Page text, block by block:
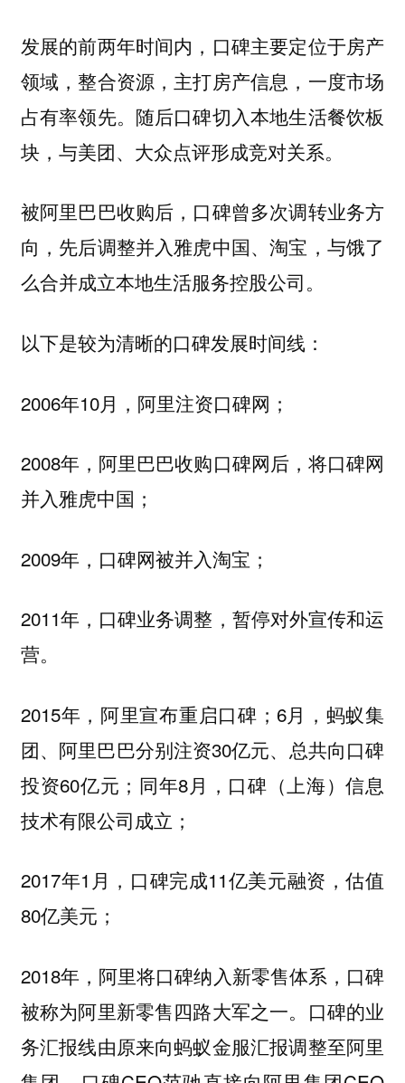
发展的前两年时间内，口碑主要定位于房产
领域，整合资源，主打房产信息，一度市场
占有率领先。随后口碑切入本地生活餐饮板
块，与美团、大众点评形成竞对关系。
被阿里巴巴收购后，口碑曾多次调转业务方
向，先后调整并入雅虎中国、淘宝，与饿了
么合并成立本地生活服务控股公司。
以下是较为清晰的口碑发展时间线：
2006年10月，阿里注资口碑网；
2008年，阿里巴巴收购口碑网后，将口碑网
并入雅虎中国；
2009年，口碑网被并入淘宝；
2011年，口碑业务调整，暂停对外宣传和运
营。
2015年，阿里宣布重启口碑；6月，蚂蚁集
团、阿里巴巴分别注资30亿元、总共向口碑
投资60亿元；同年8月，口碑（上海）信息
技术有限公司成立；
2017年1月，口碑完成11亿美元融资，估值
80亿美元；
2018年，阿里将口碑纳入新零售体系，口碑
被称为阿里新零售四路大军之一。口碑的业
务汇报线由原来向蚂蚁金服汇报调整至阿里